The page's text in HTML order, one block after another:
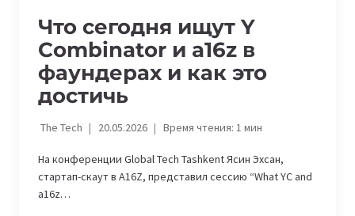
Что сегодня ищут Y
Combinator и a16z в
фаундерах и как это
достичь
The Tech 20.05.2026 Время чтения: 1мин
На конференции Global Tech Tashkent Ясин Эхсан,
стартап-скаут в A16Z, представил сессию “What YC and
a16z…